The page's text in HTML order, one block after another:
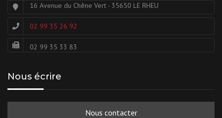
16 Avenue du Chêne Vert - 35650 LE RHEU
02 99 35 26 92
02 99 35 33 83
Nous écrire
Nous contacter